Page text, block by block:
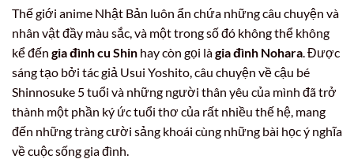
Thế giới anime Nhật Bản luôn ẩn chứa những câu chuyện và
nhân vật đầy màu sắc, và một trong số đó không thể không
kể đến gia đình cu Shin hay còn gọi làgia đình Nohara. Được
sáng tạo bởi tác giả Usui Yoshito, câu chuyện về cậu bé
Shinnosuke 5 tuổi và những người thân yêu của mình đã trở
thành một phần ký ức tuổi thơ của rất nhiều thế hệ, mang
đến những tràng cười sảng khoái cùng những bài học ý nghĩa
về cuộc sống gia đình.